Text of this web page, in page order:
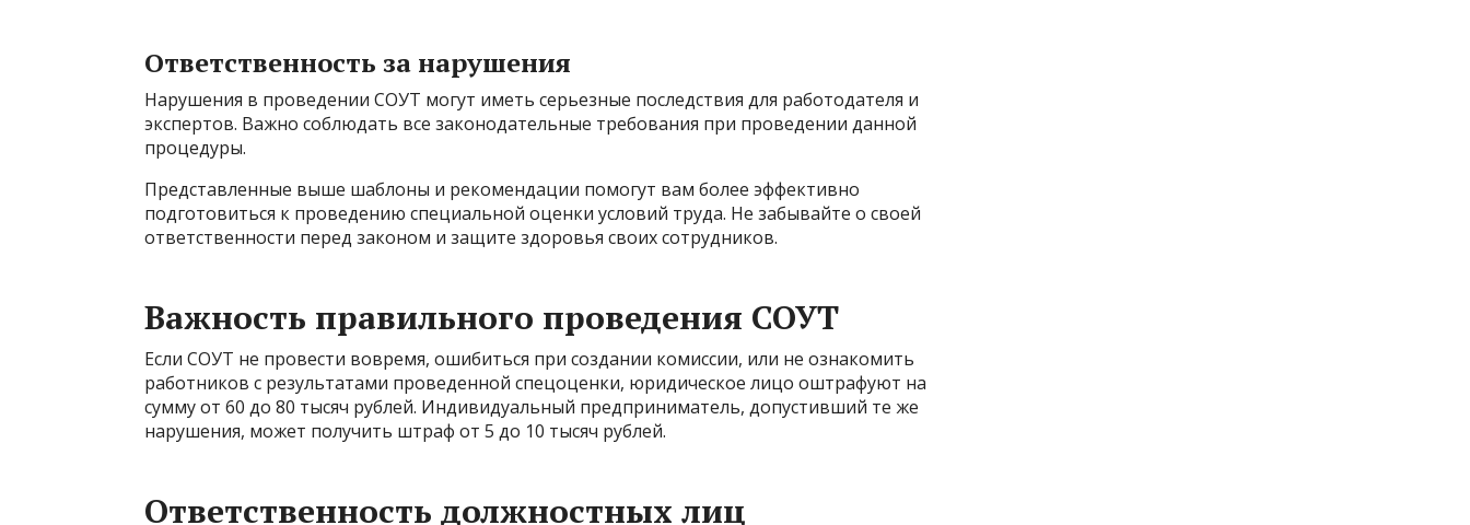
Ответственность за нарушения
Нарушения в проведении СОУТ могут иметь серьезные последствия для работодателя и
экспертов. Важно соблюдать все законодательные требования при проведении данной
процедуры.
Представленные выше шаблоны и рекомендации помогут вам более эффективно
подготовиться к проведению специальной оценки условий труда. Не забывайте о своей
ответственности перед законом и защите здоровья своих сотрудников.
Важность правильного проведения СОУТ
Если СОУТ не провести вовремя, ошибиться при создании комиссии, или не ознакомить
работников с результатами проведенной спецоценки, юридическое лицо оштрафуют на
сумму от 60 до 80 тысяч рублей. Индивидуальный предприниматель, допустивший те же
нарушения, может получить штраф от 5 до 10 тысяч рублей.
Ответственность должностных лиц